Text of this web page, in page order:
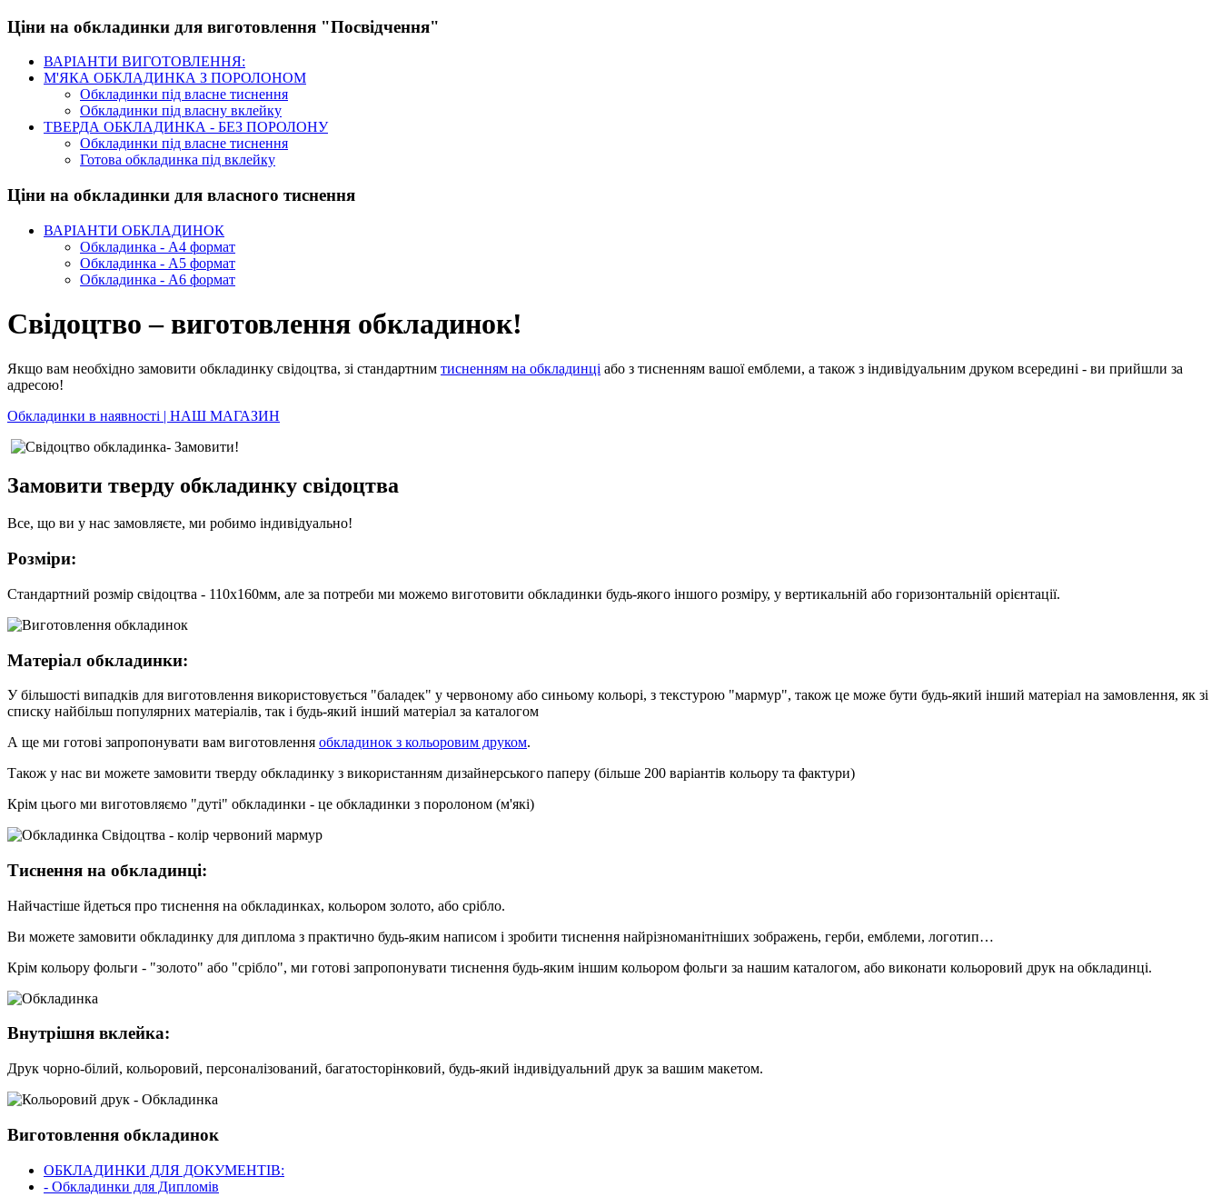
Ціни на обкладинки для виготовлення "Посвідчення"
ВАРІАНТИ ВИГОТОВЛЕННЯ:
М'ЯКА ОБКЛАДИНКА З ПОРОЛОНОМ
Обкладинки під власне тиснення
Обкладинки під власну вклейку
ТВЕРДА ОБКЛАДИНКА - БЕЗ ПОРОЛОНУ
Обкладинки під власне тиснення
Готова обкладинка під вклейку
Ціни на обкладинки для власного тиснення
ВАРІАНТИ ОБКЛАДИНОК
Обкладинка - А4 формат
Обкладинка - А5 формат
Обкладинка - А6 формат
Свідоцтво – виготовлення обкладинок!
Якщо вам необхідно замовити обкладинку свідоцтва, зі стандартним тисненням на обкладинці або з тисненням вашої емблеми, а також з індивідуальним друком всередині - ви прийшли за
адресою!
Обкладинки в наявності | НАШ МАГАЗИН
Замовити тверду обкладинку свідоцтва
Все, що ви у нас замовляєте, ми робимо індивідуально!
Розміри:
Стандартний розмір свідоцтва - 110х160мм, але за потреби ми можемо виготовити обкладинки будь-якого іншого розміру, у вертикальній або горизонтальній орієнтації.
Матеріал обкладинки:
У більшості випадків для виготовлення використовується "баладек" у червоному або синьому кольорі, з текстурою "мармур", також це може бути будь-який інший матеріал на замовлення, як зі
списку найбільш популярних матеріалів, так і будь-який інший матеріал за каталогом
А ще ми готові запропонувати вам виготовлення обкладинок з кольоровим друком.
Також у нас ви можете замовити тверду обкладинку з використанням дизайнерського паперу (більше 200 варіантів кольору та фактури)
Крім цього ми виготовляємо "дуті" обкладинки - це обкладинки з поролоном (м'які)
Тиснення на обкладинці:
Найчастіше йдеться про тиснення на обкладинках, кольором золото, або срібло.
Ви можете замовити обкладинку для диплома з практично будь-яким написом і зробити тиснення найрізноманітніших зображень, герби, емблеми, логотип…
Крім кольору фольги - "золото" або "срібло", ми готові запропонувати тиснення будь-яким іншим кольором фольги за нашим каталогом, або виконати кольоровий друк на обкладинці.
Внутрішня вклейка:
Друк чорно-білий, кольоровий, персоналізований, багатосторінковий, будь-який індивідуальний друк за вашим макетом.
Виготовлення обкладинок
ОБКЛАДИНКИ ДЛЯ ДОКУМЕНТІВ:
- Обкладинки для Дипломів